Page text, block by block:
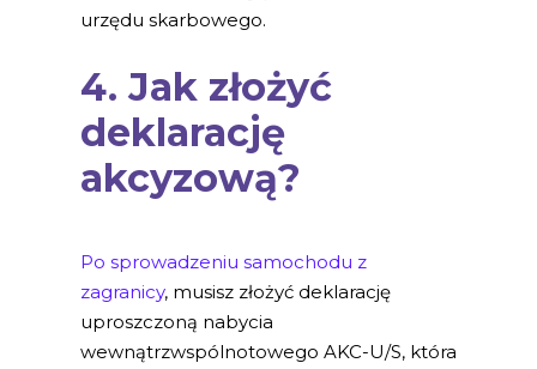
urzędu skarbowego.
4. Jak złożyć
deklarację
akcyzową?
Po sprowadzeniu samochodu z
zagranicy, musisz złożyć deklarację
uproszczoną nabycia
wewnątrzwspólnotowego AKC-U/S, która